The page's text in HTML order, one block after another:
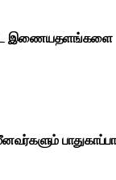
இணையதளங்களை